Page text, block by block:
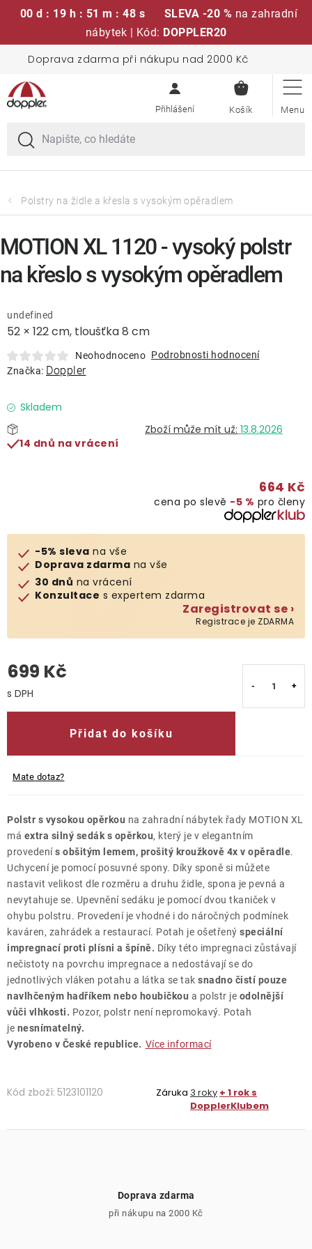
00 d : 19 h : 51 m : 47 s SLEVA -20 % na zahradní
nábytek | Kód: DOPPLER20
obsah
Doprava zdarma při nákupu nad 2000 Kč
KOŠÍK
Sedací soupravy
Slunečníky
Křesla a židle
Lavice a houpačky
Lehátka
Doplňky
Deštníky
Gastro produkty
Klub výhod
Polstry na židle a křesla s vysokým opěradlem
52 × 122 cm, tloušťka 8 cm
undefined
Neohodnoceno Podrobnosti hodnocení
Značka: Doppler
Skladem
13.8.2026
14 dnů na vrácení
664 Kč
cena po slevě −5 % pro členy
-5% sleva na vše
Doprava zdarma na vše
30 dnů na vrácení
Konzultace s expertem zdarma
Zaregistrovat se ›
Registrace je ZDARMA
699 Kč
Přidat do košíku
Mate dotaz?
Polstr s vysokou opěrkou na zahradní nábytek řady MOTION XL
má extra silný sedák s opěrkou, který je v elegantním
provedenís obšitým lemem, prošitý kroužkově 4x v opěradle.
Uchycení je pomocí posuvné spony. Díky sponě si můžete
nastavit velikost dle rozměru a druhu židle, spona je pevná a
nevytahuje se. Upevnění sedáku je pomocí dvou tkaniček v
ohybu polstru. Provedení je vhodné i do náročných podmínek
kaváren, zahrádek a restaurací. Potah je ošetřený speciální
impregnací proti plísni a špíně. Díky této impregnaci zůstávají
nečistoty na povrchu impregnace a nedostávají se do
jednotlivých vláken potahu a látka se tak snadno čistí pouze
navlhčeným hadříkem nebo houbičkou a polstr je odolnější
vůči vlhkosti. Pozor, polstr není nepromokavý. Potah
je nesnímatelný.
Vyrobeno v České republice. Více informací
Kód zboží: 5123101120 Záruka 3 roky + 1 rok s
DopplerKlubem
MOTION XL 1120 - vysoký polstr
na křeslo s vysokým opěradlem
Doprava zdarma
při nákupu na 2000 Kč